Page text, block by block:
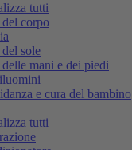
tutti
corpo
sole
mani e dei piedi
e cura del bambino
tutti